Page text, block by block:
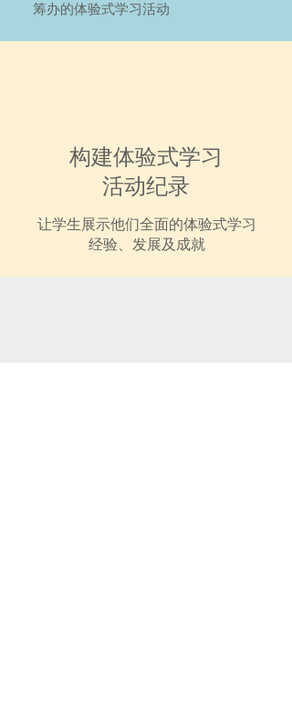
筹办的体验式学习活动
构建体验式学习
活动纪录
让学生展示他们全面的体验式学习
经验、发展及成就